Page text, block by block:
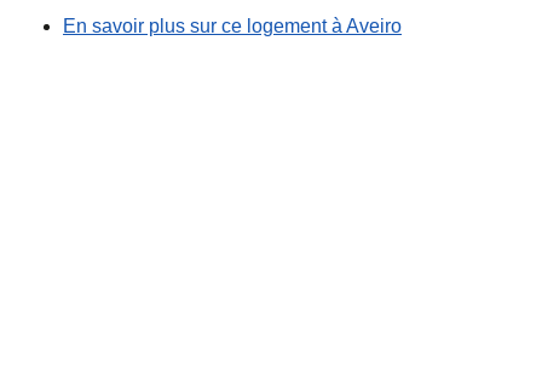
En savoir plus sur ce logement à Aveiro